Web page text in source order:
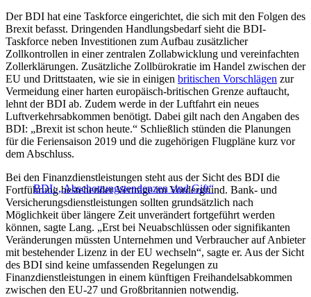
Der BDI hat eine Taskforce eingerichtet, die sich mit den Folgen des
Brexit befasst. Dringenden Handlungsbedarf sieht die BDI-
Taskforce neben Investitionen zum Aufbau zusätzlicher
Zollkontrollen in einer zentralen Zollabwicklung und vereinfachten
Zollerklärungen. Zusätzliche Zollbürokratie im Handel zwischen der
EU und Drittstaaten, wie sie in einigen britischen Vorschlägen zur
Vermeidung einer harten europäisch-britischen Grenze auftaucht,
lehnt der BDI ab. Zudem werde in der Luftfahrt ein neues
Luftverkehrsabkommen benötigt. Dabei gilt nach den Angaben des
BDI: „Brexit ist schon heute.“ Schließlich stünden die Planungen
für die Feriensaison 2019 und die zugehörigen Flugpläne kurz vor
dem Abschluss.
BDI: „Abschottungstendenzen sind Gift“
Bei den Finanzdienstleistungen steht aus der Sicht des BDI die
Fortführung bestehender Verträge im Vordergrund. Bank- und
Versicherungsdienstleistungen sollten grundsätzlich nach
Möglichkeit über längere Zeit unverändert fortgeführt werden
können, sagte Lang. „Erst bei Neuabschlüssen oder signifikanten
Veränderungen müssten Unternehmen und Verbraucher auf Anbieter
mit bestehender Lizenz in der EU wechseln“, sagte er. Aus der Sicht
des BDI sind keine umfassenden Regelungen zu
Finanzdienstleistungen in einem künftigen Freihandelsabkommen
zwischen den EU-27 und Großbritannien notwendig.